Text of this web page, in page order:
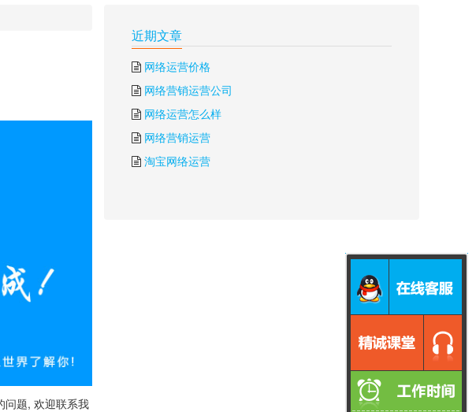
问题, 欢迎联系我
近期文章
网络运营价格
网络营销运营公司
网络运营怎么样
网络营销运营
淘宝网络运营